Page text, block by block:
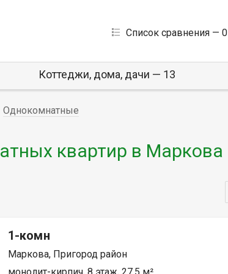
Список сравнения — 0
Коттеджи, дома, дачи — 13
Однокомнатные
квартир в Маркова
1-комн
Маркова, Пригород район